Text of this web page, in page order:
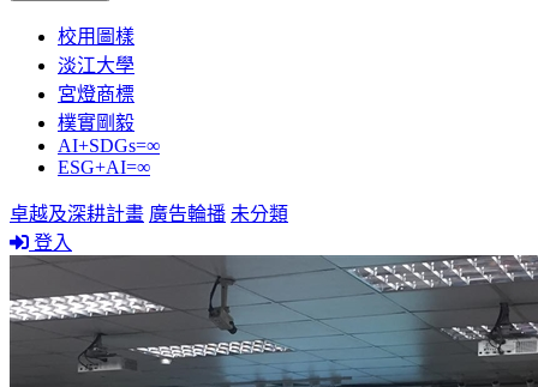
校用圖樣
淡江大學
宮燈商標
樸實剛毅
AI+SDGs=∞
ESG+AI=∞
卓越及深耕計畫 廣告輪播 未分類
登入